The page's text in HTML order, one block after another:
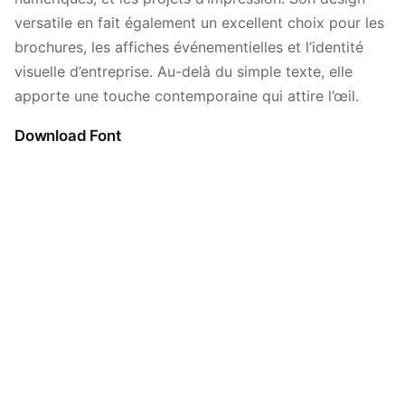
versatile en fait également un excellent choix pour les
brochures, les affiches événementielles et l’identité
visuelle d’entreprise. Au-delà du simple texte, elle
apporte une touche contemporaine qui attire l’œil.
Download Font